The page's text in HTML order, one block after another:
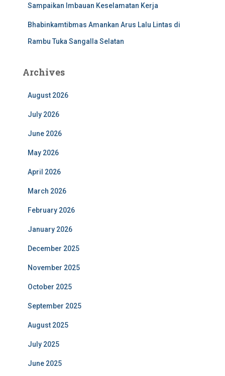
Sampaikan Imbauan Keselamatan Kerja
Bhabinkamtibmas Amankan Arus Lalu Lintas di
Rambu Tuka Sangalla Selatan
Archives
August 2026
July 2026
June 2026
May 2026
April 2026
March 2026
February 2026
January 2026
December 2025
November 2025
October 2025
September 2025
August 2025
July 2025
June 2025